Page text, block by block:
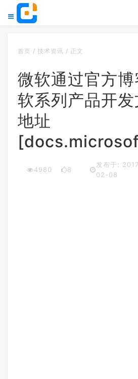
首页 / 技术资讯 / 正文
微软通过官方
软系列产品开
地址
4980 8
发布于:
02-08